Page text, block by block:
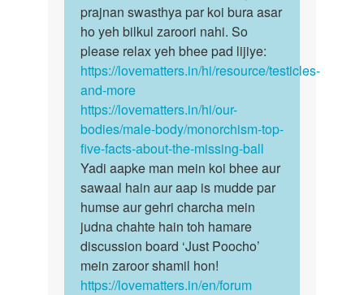
Andcosh
bachpan
me…
by
niraj
patel
Koi…
prajnan swasthya par koi bura asar
ho yeh bilkul zaroori nahi. So
please relax yeh bhee pad lijiye:
https://lovematters.in/hi/resource/testicles-
and-more
https://lovematters.in/hi/our-
bodies/male-body/monorchism-top-
five-facts-about-the-missing-ball
Yadi aapke man mein koi bhee aur
sawaal hain aur aap is mudde par
humse aur gehri charcha mein
judna chahte hain toh hamare
discussion board ‘Just Poocho’
mein zaroor shamil hon!
https://lovematters.in/en/forum